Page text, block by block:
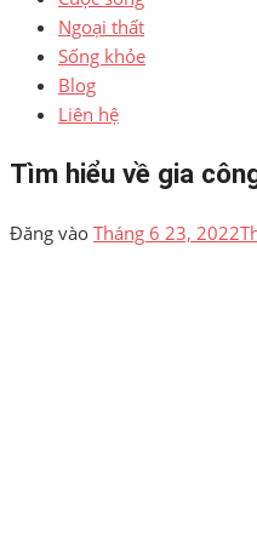
Ngoại thất
Sống khỏe
Blog
Liên hệ
Tìm hiểu về gia
Đăng vào Tháng 6 23, 2022